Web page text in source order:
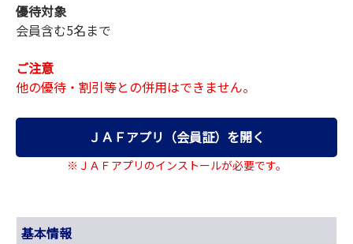
優待対象
会員含む5名まで
ご注意
他の優待・割引等との併用はできません。
ＪＡＦアプリ（会員証）を開く
※ＪＡＦアプリのインストールが必要です。
基本情報